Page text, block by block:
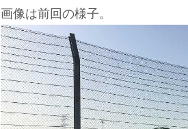
画像は前回の様子。